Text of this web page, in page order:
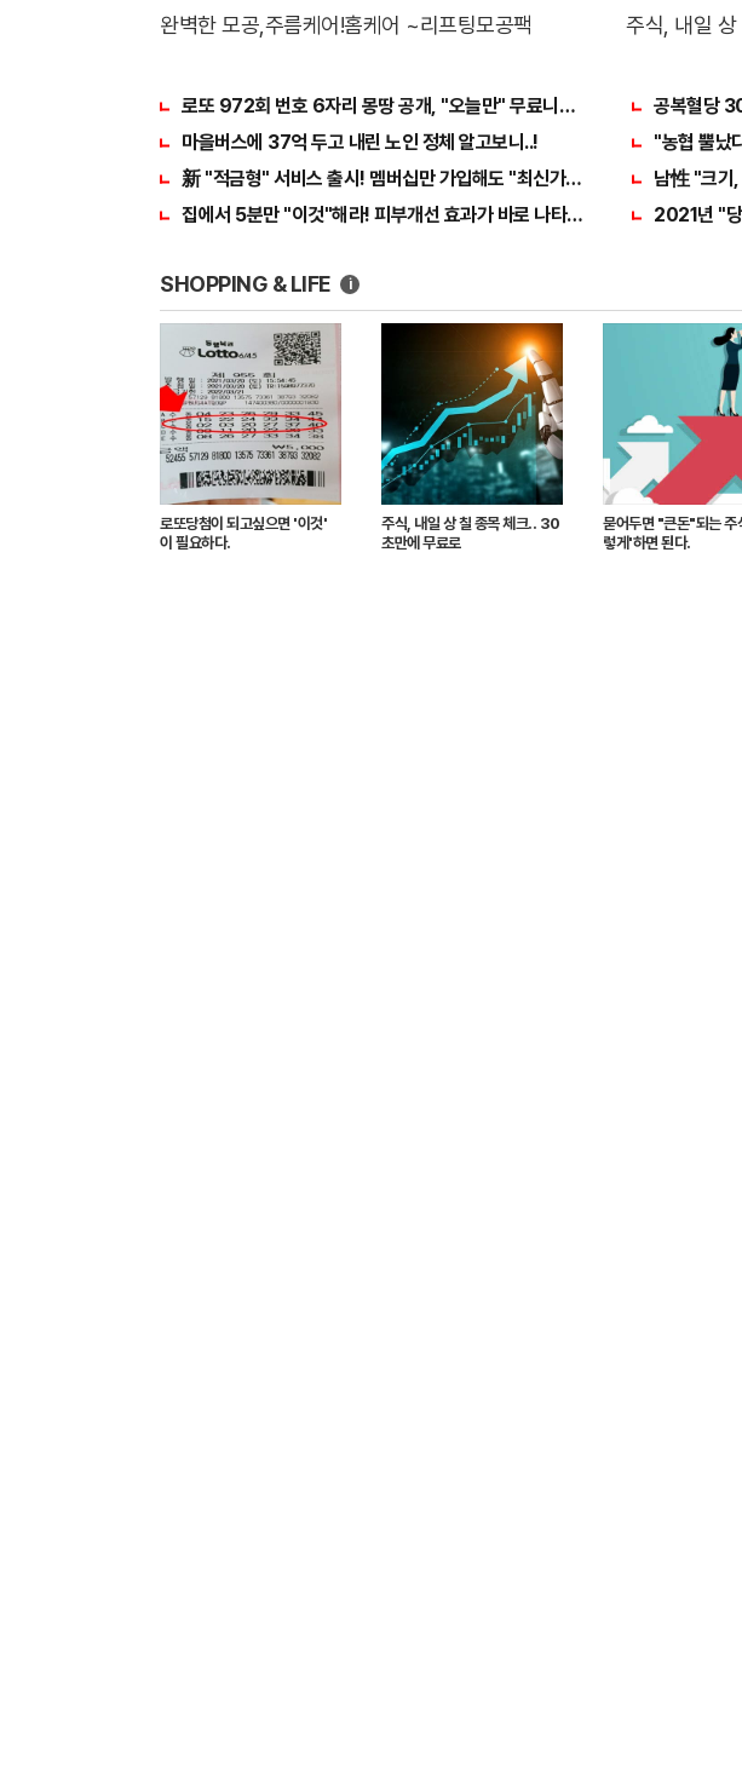
완벽한 모공,주름케어!홈케어 ~리프팅모공팩 주식, 내일
로또 972회 번호 6자리 몽땅 공개, "오늘만" 무료니까 꼭 오늘 확인하세요.
마을버스에 37억 두고 내린 노인 정체 알고보니..!
新 "적금형" 서비스 출시! 멤버십만 가입해도 "최신가전" 선착순 100% 무료
집에서 5분만 "이것"해라! 피부개선 효과가 바로 나타난다!!
공복혈당
"농협 뿔났
남性 "크기
2021년 "당
SHOPPING & LIFE i
로또당첨이 되고싶으면 '이것'
이 필요하다.
주식, 내일 상 칠 종목 체크.. 30
초만에 무료로
묻어두면 "큰돈"되는 주
렇게'하면 된다.